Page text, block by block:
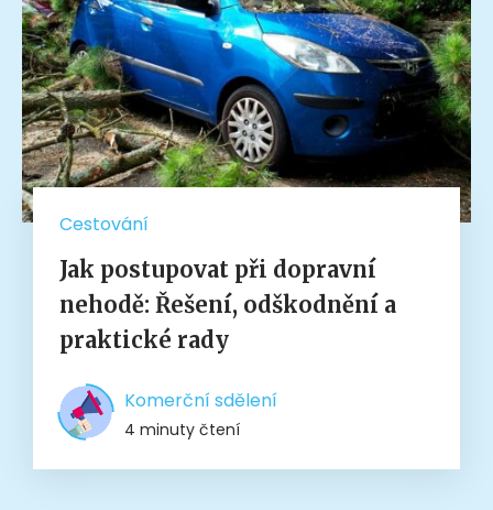
Cestování
Jak postupovat při dopravní
nehodě: Řešení, odškodnění a
praktické rady
Komerční sdělení
4 minuty čtení